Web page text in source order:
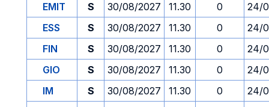
EMIT
S 30/08/2027 11.30 0
24/
ESS
S 30/08/2027 11.30 0
24/
FIN
S 30/08/2027 11.30 0
24/
GIO
S 30/08/2027 11.30 0
24/
IM
S 30/08/2027 11.30 0
24/